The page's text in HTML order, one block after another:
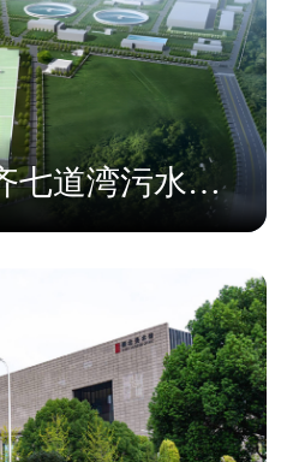
七道湾污水处